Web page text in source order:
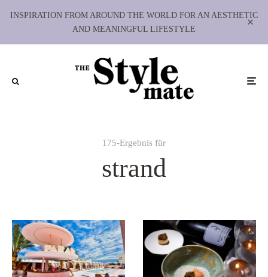
INSPIRATION FROM AROUND THE WORLD FOR AN AESTHETIC
AND MEANINGFUL LIFESTYLE
175-Ergebnis für
strand